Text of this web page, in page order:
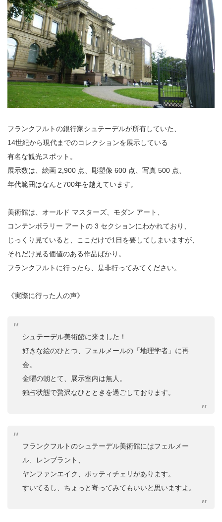
フランクフルトの銀行家シュテーデルが所有していた、
14世紀から現代までのコレクションを展示している
有名な観光スポット。
展示数は、絵画 2,900 点、彫塑像 600 点、写真 500 点、
年代範囲はなんと700年を越えています。
美術館は、オールド マスターズ、モダン アート、
コンテンポラリー アートの 3 セクションにわかれており、
じっくり見ていると、ここだけで1日を要してしまいますが、
それだけ見る価値のある作品ばかり。
フランクフルトに行ったら、是非行ってみてください。
《実際に行った人の声》
シュテーデル美術館に来ました！
好きな絵のひとつ、フェルメールの「地理学者」に再
会。
金曜の朝とて、展示室内は無人。
独占状態で贅沢なひとときを過ごしております。
フランクフルトのシュテーデル美術館にはフェルメー
ル、レンブラント、
ヤンファンエイク、ボッティチェリがあります。
すいてるし、ちょっと寄ってみてもいいと思いますよ。